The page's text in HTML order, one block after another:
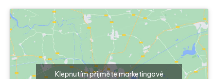
Klepnutím přijměte marketingové